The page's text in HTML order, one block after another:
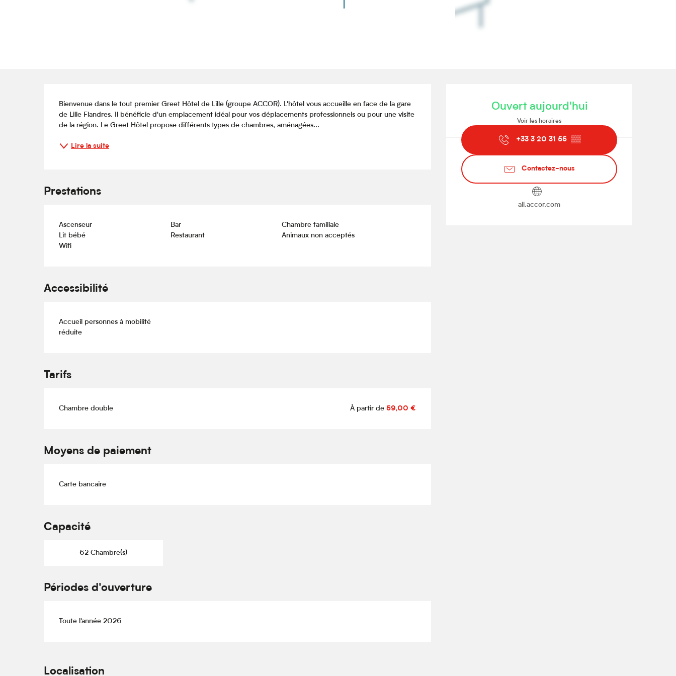
Ouverture et coordonnées
Ouvert aujourd'hui
Voir les horaires
+33 3 20 31 55 ▒▒
Contactez-nous
all.accor.com
Description
Bienvenue dans le tout premier Greet Hôtel de Lille (groupe ACCOR). L'hôtel vous accueille en face de la gare
de Lille Flandres. Il bénéficie d'un emplacement idéal pour vos déplacements professionnels ou pour une visite
de la région. Le Greet Hôtel propose différents types de chambres, aménagées...
Lire la suite
Prestations
Ascenseur Bar
Chambre familiale
Lit bébé
Restaurant
Animaux non acceptés
Wifi
Accessibilité
Accueil personnes à mobilité
réduite
Tarifs
Chambre double À partir de59,00 €
Moyens de paiement
Carte bancaire
Capacité
62 Chambre(s)
Périodes d'ouverture
Toute l'année 2026
Localisation